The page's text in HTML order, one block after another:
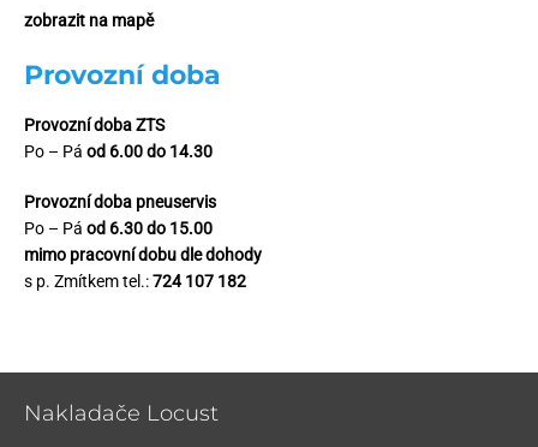
zobrazit na mapě
Provozní doba
Provozní doba ZTS
Po – Pá od 6.00 do 14.30
Provozní doba pneuservis
Po – Pá od 6.30 do 15.00
mimo pracovní dobu dle dohody
s p. Zmítkem tel.:724 107 182
Nakladače Locust